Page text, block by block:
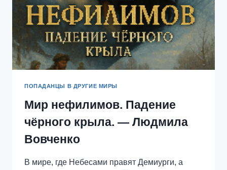
ПОПАДАНЦЫ В ДРУГИЕ МИРЫ
Мир нефилимов. Падение
чёрного крыла. — Людмила
Вовченко
В мире, где Небесами правят Демиурги, а